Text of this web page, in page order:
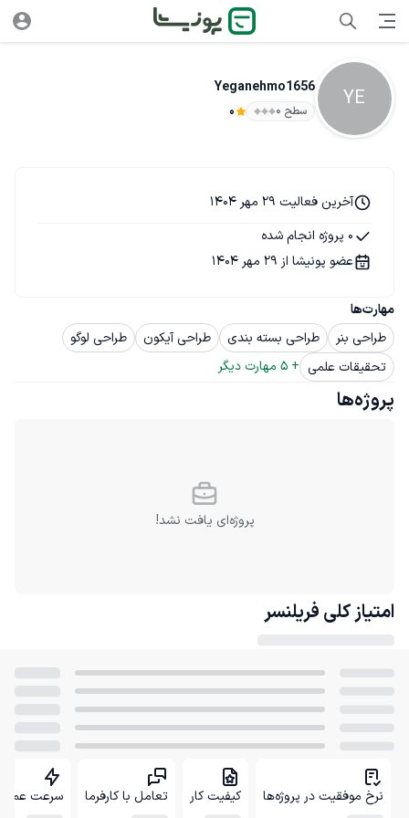
YE
Yeganehmo1656
سطح ۰ 0
مهارت‌ها
طراحی بنر
طراحی بسته بندی طراحی آیکون
طراحی لوگو
تحقیقات علمی +
5 مهارت دیگر
آخرین فعالیت 29 مهر 1404
0 پروژه انجام شده
عضو پونیشا از 29 مهر 1404
پروژه‌ها
پروژه‌ای یافت نشد!
امتیاز کلی فریلنسر
نرخ موفقیت در پروژه‌ها کیفیت کار تعامل با کارفرما سرعت عمل